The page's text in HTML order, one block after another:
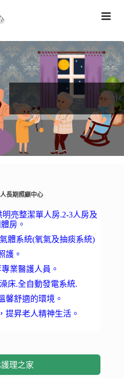
長期照顧中心
亮整潔單人房.2-3人房及
體房。
體系統(氧氣及抽痰系統)
護。
業醫護人員。
床.全自動發電系統.
馨舒適的環境。
提昇老人精神生活。
理之家